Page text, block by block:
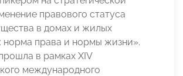
правового статуса
в домах и жилых
норма права и нормы жизни».
в рамках XIV
международного